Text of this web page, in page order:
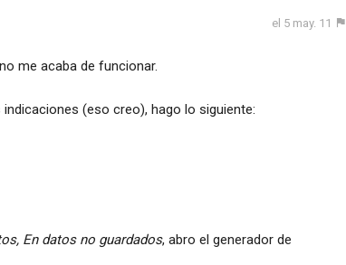
el 5 may. 11
me acaba de funcionar.
(eso creo), hago lo siguiente:
En datos no guardados, abro el generador de